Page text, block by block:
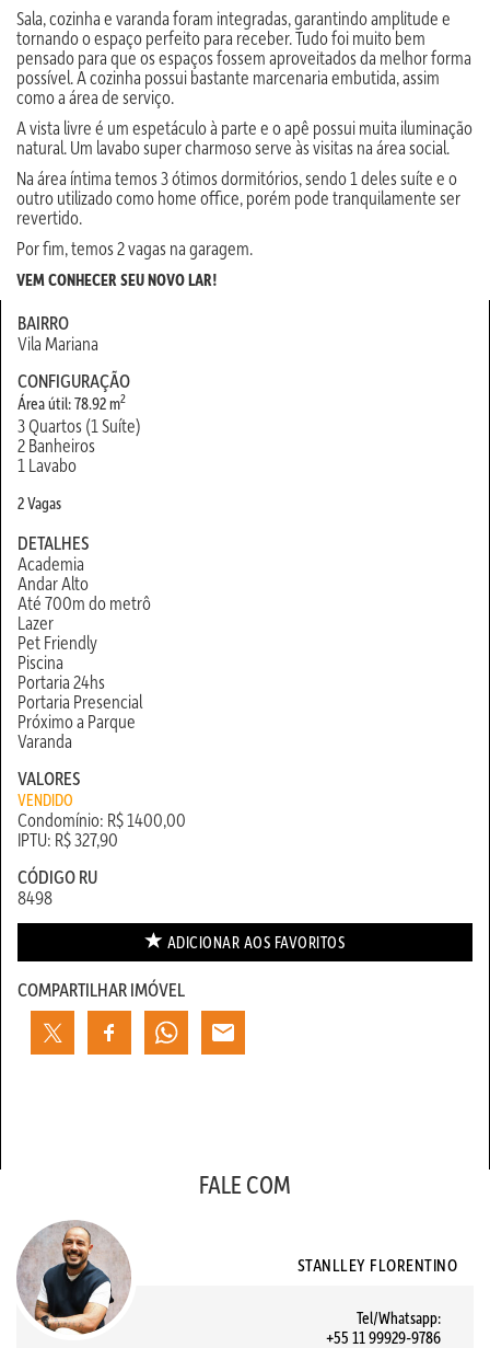
Sala, cozinha e varanda foram integradas, garantindo amplitude e
tornando o espaço perfeito para receber. Tudo foi muito bem
pensado para que os espaços fossem aproveitados da melhor forma
possível. A cozinha possui bastante marcenaria embutida, assim
como a área de serviço.
A vista livre é um espetáculo à parte e o apê possui muita iluminação
natural. Um lavabo super charmoso serve às visitas na área social.
Na área íntima temos 3 ótimos dormitórios, sendo 1 deles suíte e o
outro utilizado como home office, porém pode tranquilamente ser
revertido.
Por fim, temos 2 vagas na garagem.
VEM CONHECER SEU NOVO LAR!
BAIRRO
Vila Mariana
CONFIGURAÇÃO
Área útil: 78.92 m2
3 Quartos (1 Suíte)
2 Banheiros
1 Lavabo
2 Vagas
DETALHES
Academia
Andar Alto
Até 700m do metrô
Lazer
Pet Friendly
Piscina
Portaria 24hs
Portaria Presencial
Próximo a Parque
Varanda
VALORES
VENDIDO
Condomínio: R$ 1400,00
IPTU: R$ 327,90
CÓDIGO RU
8498
ADICIONAR AOS FAVORITOS
COMPARTILHAR IMÓVEL
FALE COM
STANLLEY FLORENTINO
Tel/Whatsapp:
+55 11 99929-9786